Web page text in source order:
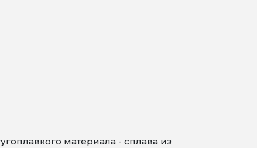
материала - сплава из